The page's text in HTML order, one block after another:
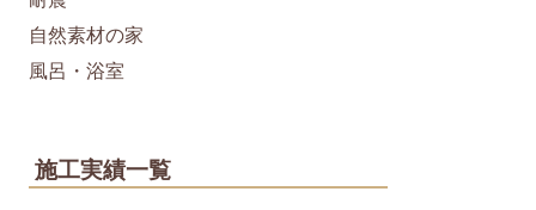
自然素材の家
風呂・浴室
施工実績一覧